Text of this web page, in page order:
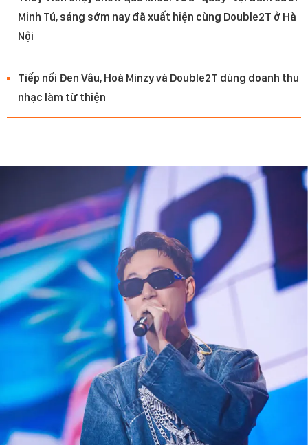
Minh Tú, sáng sớm nay đã xuất hiện cùng Double2T ở Hà
Nội
Tiếp nối Đen Vâu, Hoà Minzy và Double2T dùng doanh thu
nhạc làm từ thiện